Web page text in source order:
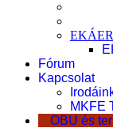
EKÁER
Fórum
Kapcsolat
MKFE
OBU és